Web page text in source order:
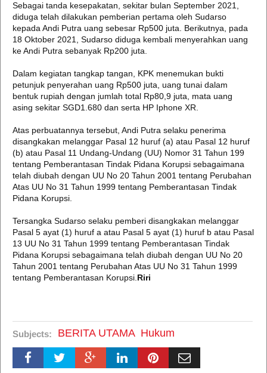
Sebagai tanda kesepakatan, sekitar bulan September 2021,
diduga telah dilakukan pemberian pertama oleh Sudarso
kepada Andi Putra uang sebesar Rp500 juta. Berikutnya, pada
18 Oktober 2021, Sudarso diduga kembali menyerahkan uang
ke Andi Putra sebanyak Rp200 juta.
Dalam kegiatan tangkap tangan, KPK menemukan bukti
petunjuk penyerahan uang Rp500 juta, uang tunai dalam
bentuk rupiah dengan jumlah total Rp80,9 juta, mata uang
asing sekitar SGD1.680 dan serta HP Iphone XR.
Atas perbuatannya tersebut, Andi Putra selaku penerima
disangkakan melanggar Pasal 12 huruf (a) atau Pasal 12 huruf
(b) atau Pasal 11 Undang-Undang (UU) Nomor 31 Tahun 199
tentang Pemberantasan Tindak Pidana Korupsi sebagaimana
telah diubah dengan UU No 20 Tahun 2001 tentang Perubahan
Atas UU No 31 Tahun 1999 tentang Pemberantasan Tindak
Pidana Korupsi.
Tersangka Sudarso selaku pemberi disangkakan melanggar
Pasal 5 ayat (1) huruf a atau Pasal 5 ayat (1) huruf b atau Pasal
13 UU No 31 Tahun 1999 tentang Pemberantasan Tindak
Pidana Korupsi sebagaimana telah diubah dengan UU No 20
Tahun 2001 tentang Perubahan Atas UU No 31 Tahun 1999
tentang Pemberantasan Korupsi. Riri
Subjects: BERITA UTAMA Hukum